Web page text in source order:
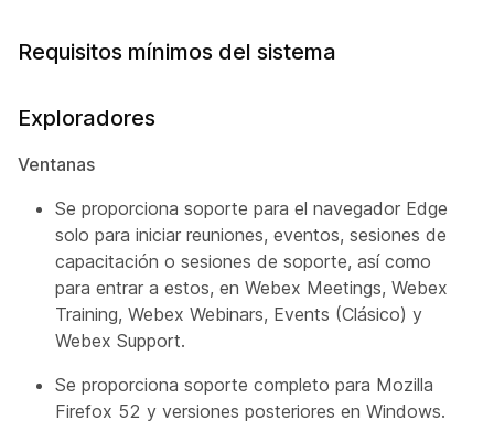
Requisitos mínimos del sistema
Exploradores
Ventanas
Se proporciona soporte para el navegador Edge
solo para iniciar reuniones, eventos, sesiones de
capacitación o sesiones de soporte, así como
para entrar a estos, en Webex Meetings, Webex
Training, Webex Webinars, Events (Clásico) y
Webex Support.
Se proporciona soporte completo para Mozilla
Firefox 52 y versiones posteriores en Windows.